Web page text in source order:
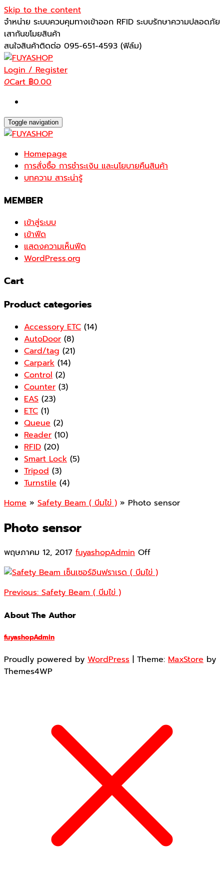
Skip to the content
จำหน่าย ระบบควบคุมทางเข้าออก RFID ระบบรักษาความปลอดภัย
เสากันขโมยสินค้า
สนใจสินค้าติดต่อ 095-651-4593 (ฟิล์ม)
Login / Register
0Cart฿0.00
Toggle navigation
Homepage
การสั่งซื้อ การชำระเงิน และนโยบายคืนสินค้า
บทความ สาระน่ารู้
MEMBER
เข้าสู่ระบบ
เข้าฟีด
แสดงความเห็นฟีด
WordPress.org
Cart
Product categories
Accessory ETC (14)
AutoDoor (8)
Card/tag (21)
Carpark (14)
Control (2)
Counter (3)
EAS (23)
ETC (1)
Queue (2)
Reader (10)
RFID (20)
Smart Lock (5)
Tripod (3)
Turnstile (4)
Home » Safety Beam ( บีมไข่ ) » Photo sensor
Photo sensor
พฤษภาคม 12, 2017 fuyashopAdmin Off
Previous:Safety Beam ( บีมไข่ )
About The Author
fuyashopAdmin
Proudly powered by WordPress | Theme: MaxStore by
Themes4WP